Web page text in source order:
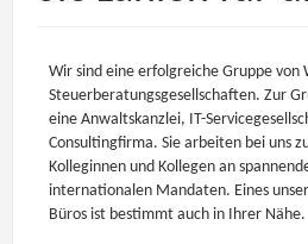
Wir sind eine erfolgreiche Gruppe von
Steuerberatungsgesellschaften. Zur
eine Anwaltskanzlei, IT-
Consultingfirma. Sie arbeiten bei uns
Kolleginnen und Kollegen an
internationalen Mandaten. Eines
Büros ist bestimmt auch in Ihrer Nähe.